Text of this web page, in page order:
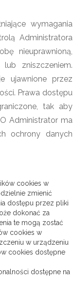
wymagania
Administratora
nieuprawnioną,
zniszczeniem.
ujawnione przez
Prawa dostępu
tak aby
Administrator ma
ochrony danych
cookies w
zmienić
dostępu przez pliki
dokonać za
te mogą zostać
cookies w
w urządzeniu
cookies dostępne
dostępne na